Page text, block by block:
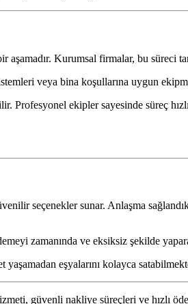
aşamadır. Kurumsal firmalar, bu
veya bina koşullarına uygun
Profesyonel ekipler sayesinde süreç
seçenekler sunar. Anlaşma
zamanında ve eksiksiz şekilde
eşyalarını kolayca
güvenli nakliye süreçleri ve hızlı